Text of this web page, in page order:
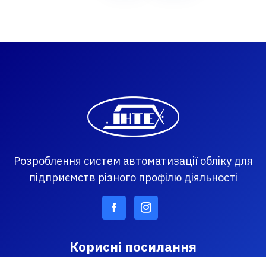
Розроблення систем автоматизації обліку для
підприємств різного профілю діяльності
Корисні посилання